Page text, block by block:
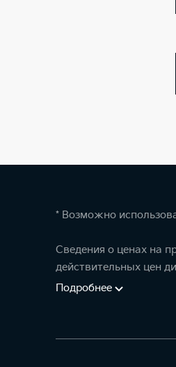
* Возможно
Сведения о ценах на
действительных цен
Подробнее